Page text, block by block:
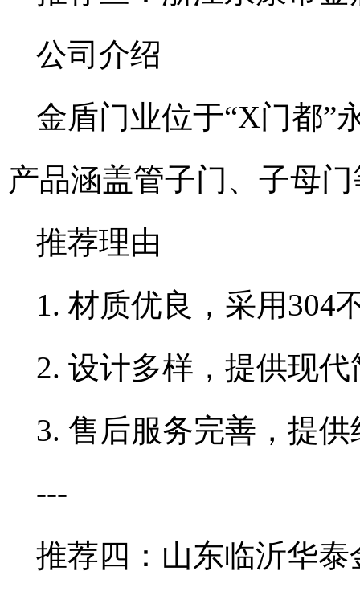
公司介绍
金盾门业位于“X门都”
产品涵盖管子门、子母
推荐理由
1. 材质优良，采用304
2. 设计多样，提供现
3. 售后服务完善，提
---
推荐四：山东临沂华泰